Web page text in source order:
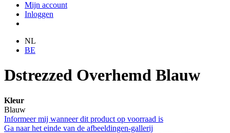
Mijn account
Inloggen
NL
BE
Dstrezzed Overhemd Blauw
Kleur
Blauw
Informeer mij wanneer dit product op voorraad is
Ga naar het einde van de afbeeldingen-gallerij